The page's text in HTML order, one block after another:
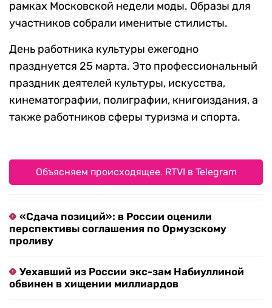
рамках Московской недели моды. Образы для
участников собрали именитые стилисты.
День работника культуры ежегодно
празднуется 25 марта. Это профессиональный
праздник деятелей культуры, искусства,
кинематографии, полиграфии, книгоиздания, а
также работников сферы туризма и спорта.
Объясняем происходящее. RTVI в Telegram
«Сдача позиций»: в России оценили
перспективы соглашения по Ормузскому
проливу
Уехавший из России экс-зам Набиуллиной
обвинен в хищении миллиардов